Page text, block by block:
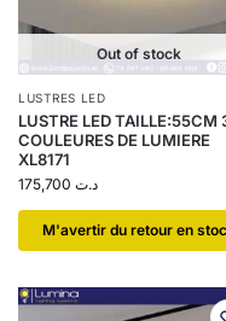
Out of stock
LUSTRES LED
LUSTRE LED TAILLE:55CM
COULEURES DE LUMIERE
XL8171
د.ت
​M'avertir du retour en